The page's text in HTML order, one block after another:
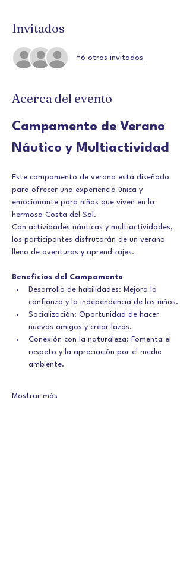
Invitados
+6 otros invitados
Acerca del evento
Campamento de Verano
Náutico y Multiactividad
Este campamento de verano está diseñado
para ofrecer una experiencia única y
emocionante para niños que viven en la
hermosa Costa del Sol.
Con actividades náuticas y multiactividades,
los participantes disfrutarán de un verano
lleno de aventuras y aprendizajes.
Beneficios del Campamento
Desarrollo de habilidades: Mejora la
confianza y la independencia de los niños.
Socialización: Oportunidad de hacer
nuevos amigos y crear lazos.
Conexión con la naturaleza: Fomenta el
respeto y la apreciación por el medio
ambiente.
Mostrar más